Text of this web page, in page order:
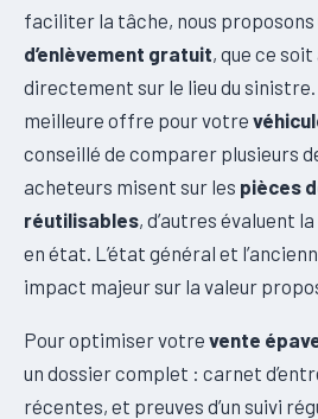
faciliter la tâche, nous proposons
d’enlèvement gratuit, que ce
directement sur le lieu du
meilleure offre pour votre
conseillé de comparer plusieurs
acheteurs misent sur les pièces
réutilisables, d’autres évaluent
en état. L’état général et
impact majeur sur la valeur
Pour optimiser votre vente
un dossier complet : carnet
récentes, et preuves d’un suivi